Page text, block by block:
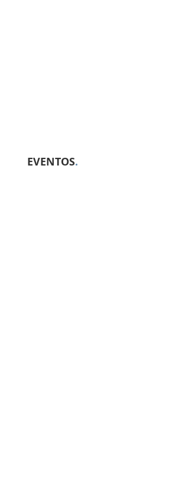
EVENTOS.